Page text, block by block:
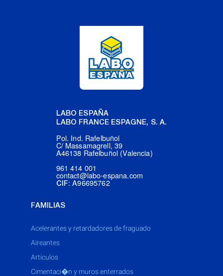
LABO ESPAÑA
LABO FRANCE ESPAGNE, S. A.
Pol. Ind. Rafelbuñol
C/ Massamagrell, 39
A46138 Rafelbuñol (Valencia)
961 414 001
contact@labo-espana.com
CIF: A96695762
FAMILIAS
acelerantes y retardadores de fraguado
aireantes
artículos
cimentaci�n y muros enterrados